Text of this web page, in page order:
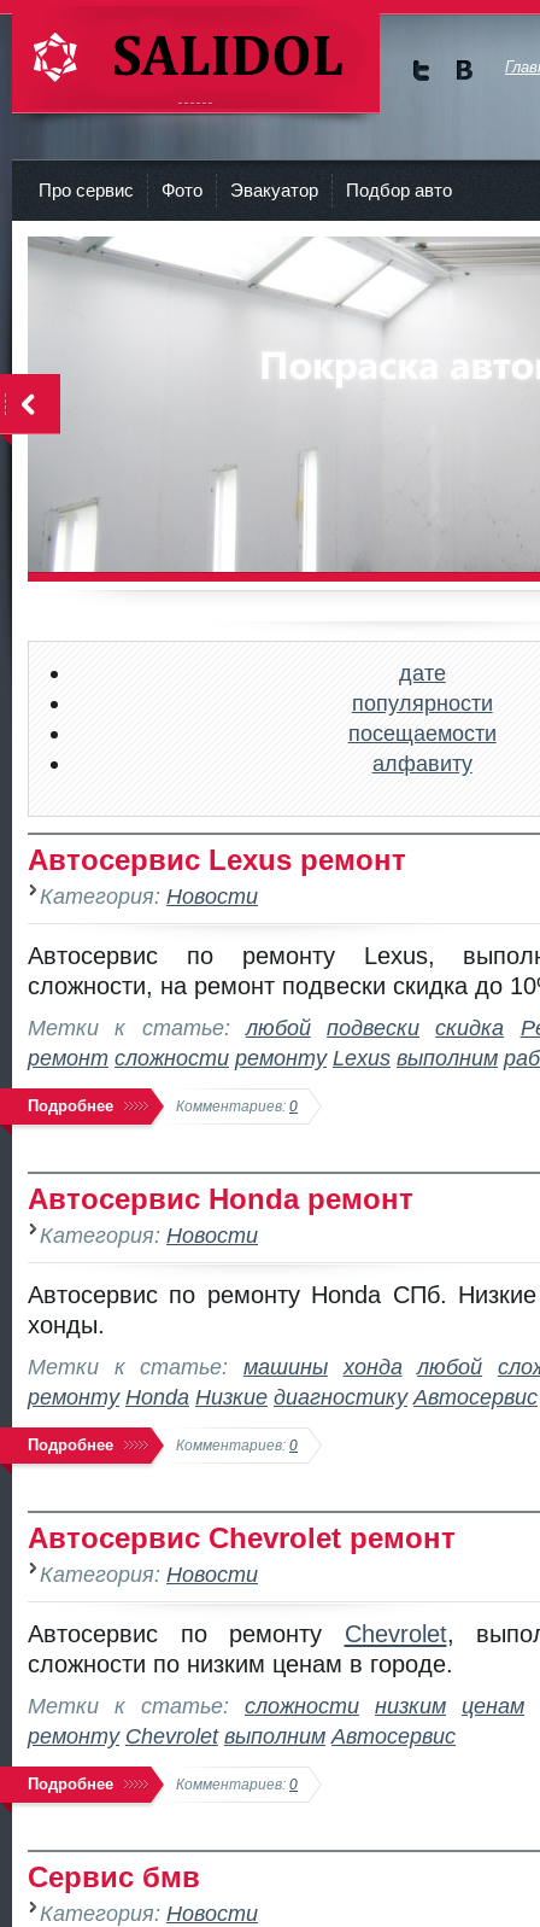
СТО Салидол | salidol в СПб и ЛО
Про сервис Фото Эвакуатор Подбор авто
дате
популярности
посещаемости
алфавиту
Автосервис Lexus ремонт
Категория: Новости
Автосервис по ремонту Lexus,
сложности, на ремонт подвески скидка до
Метки к статье:любой подвески скидка
ремонт сложности ремонту Lexus выполним
Подробнее Комментариев: 0
Автосервис Honda ремонт
Категория: Новости
Автосервис по ремонту Honda СПб.
хонды.
Метки к статье: машины хонда любой
ремонту Honda Низкие диагностику Автосервис
Подробнее Комментариев: 0
Автосервис Chevrolet ремонт
Категория: Новости
Автосервис по ремонту Chevrolet,
сложности по низким ценам в городе.
Метки к статье: сложности низким
ценам
ремонту Chevrolet выполним Автосервис
Подробнее Комментариев: 0
Сервис бмв
Категория: Новости